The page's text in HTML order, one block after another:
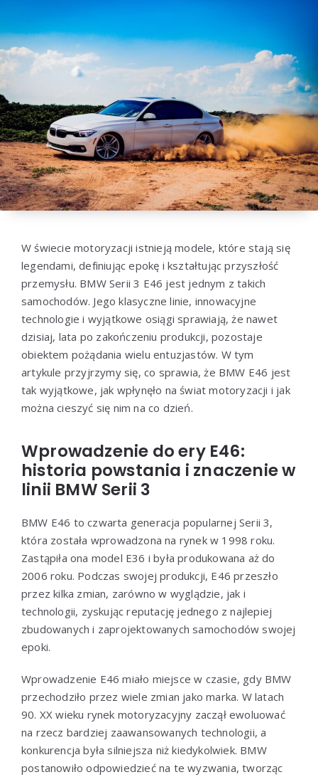
W świecie motoryzacji istnieją modele, które stają się
legendami, definiując epokę i kształtując przyszłość
przemysłu. BMW Serii 3 E46 jest jednym z takich
samochodów. Jego klasyczne linie, innowacyjne
technologie i wyjątkowe osiągi sprawiają, że nawet
dzisiaj, lata po zakończeniu produkcji, pozostaje
obiektem pożądania wielu entuzjastów. W tym
artykule przyjrzymy się, co sprawia, że BMW E46 jest
tak wyjątkowe, jak wpłynęło na świat motoryzacji i jak
można cieszyć się nim na co dzień.
Wprowadzenie do ery E46:
historia powstania i znaczenie w
linii BMW Serii 3
BMW E46 to czwarta generacja popularnej Serii 3,
która została wprowadzona na rynek w 1998 roku.
Zastąpiła ona model E36 i była produkowana aż do
2006 roku. Podczas swojej produkcji, E46 przeszło
przez kilka zmian, zarówno w wyglądzie, jak i
technologii, zyskując reputację jednego z najlepiej
zbudowanych i zaprojektowanych samochodów swojej
epoki.
Wprowadzenie E46 miało miejsce w czasie, gdy BMW
przechodziło przez wiele zmian jako marka. W latach
90. XX wieku rynek motoryzacyjny zaczął ewoluować
na rzecz bardziej zaawansowanych technologii, a
konkurencja była silniejsza niż kiedykolwiek. BMW
postanowiło odpowiedzieć na te wyzwania, tworząc